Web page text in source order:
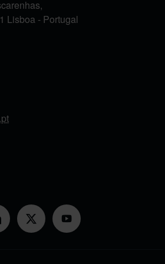
Lisboa - Portugal